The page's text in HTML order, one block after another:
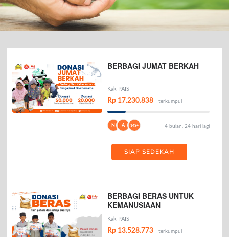
BERBAGI JUMAT BERKAH
Kak PAIS
Rp 17.230.838 terkumpul
N A 143+ 4 bulan, 24 hari lagi
SIAP SEDEKAH
BERBAGI BERAS UNTUK
KEMANUSIAAN
Kak PAIS
Rp 13.528.773 terkumpul